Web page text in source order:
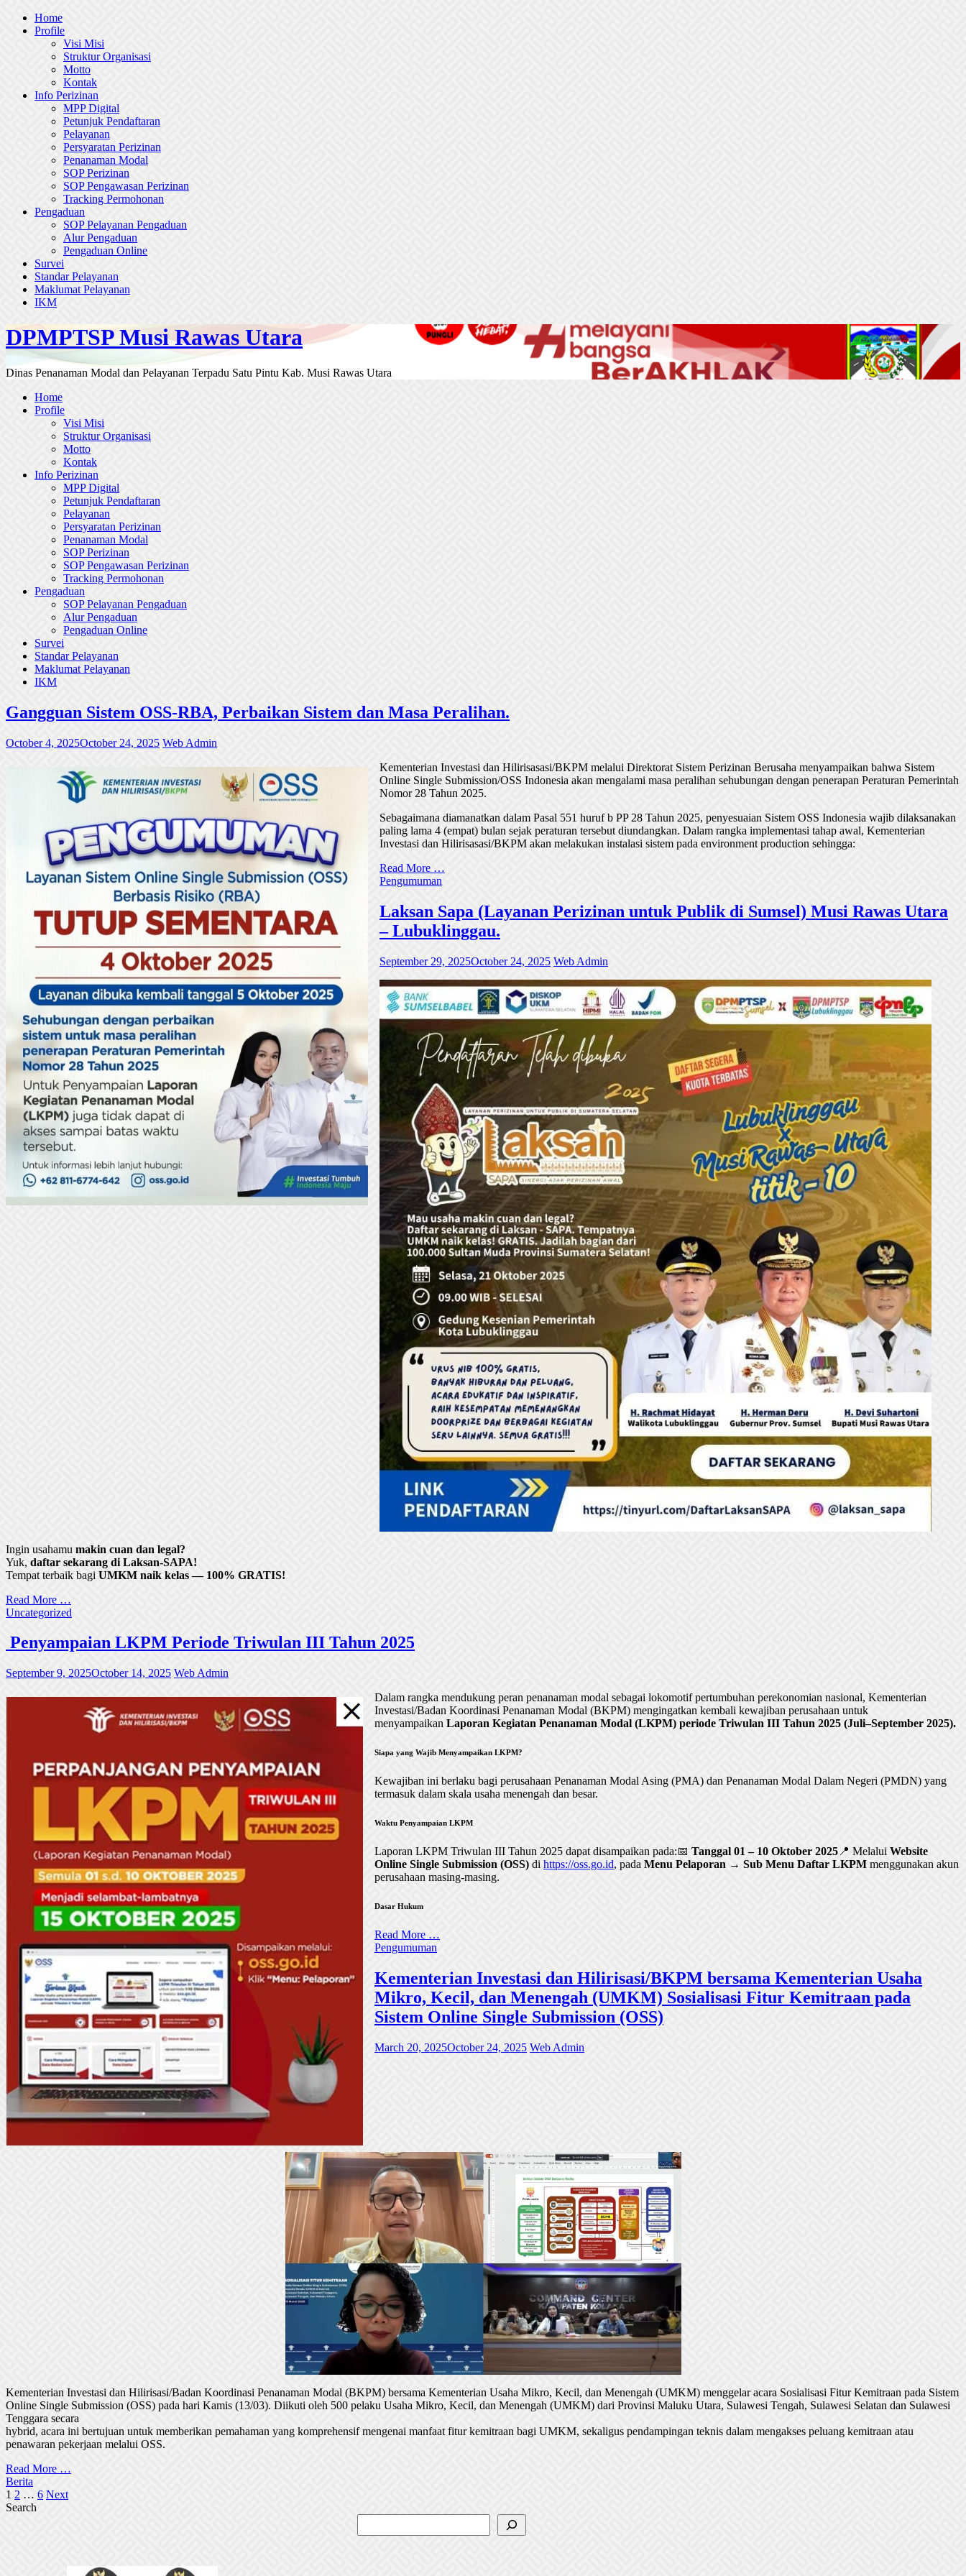
Skip
Home
Profile
Visi Misi
Struktur Organisasi
Motto
Kontak
Info Perizinan
MPP Digital
Petunjuk Pendaftaran
Pelayanan
Persyaratan Perizinan
Penanaman Modal
SOP Perizinan
SOP Pengawasan Perizinan
Tracking Permohonan
Pengaduan
SOP Pelayanan Pengaduan
Alur Pengaduan
Pengaduan Online
Survei
Standar Pelayanan
Maklumat Pelayanan
IKM
DPMPTSP Musi Rawas Utara
Dinas Penanaman Modal dan Pelayanan Terpadu Satu Pintu Kab. Musi Rawas Utara
Home
Profile
Visi Misi
Struktur Organisasi
Motto
Kontak
Info Perizinan
MPP Digital
Petunjuk Pendaftaran
Pelayanan
Persyaratan Perizinan
Penanaman Modal
SOP Perizinan
SOP Pengawasan Perizinan
Tracking Permohonan
Pengaduan
SOP Pelayanan Pengaduan
Alur Pengaduan
Pengaduan Online
Survei
Standar Pelayanan
Maklumat Pelayanan
IKM
Gangguan Sistem OSS-RBA, Perbaikan Sistem dan Masa Peralihan.
October 4, 2025October 24, 2025 Web Admin
Kementerian Investasi dan Hilirisasasi/BKPM melalui Direktorat Sistem Perizinan Berusaha menyampaikan bahwa Sistem
Online Single Submission/OSS Indonesia akan mengalami masa peralihan sehubungan dengan penerapan Peraturan Pemerintah
Nomor 28 Tahun 2025.
Sebagaimana diamanatkan dalam Pasal 551 huruf b PP 28 Tahun 2025, penyesuaian Sistem OSS Indonesia wajib dilaksanakan
paling lama 4 (empat) bulan sejak peraturan tersebut diundangkan. Dalam rangka implementasi tahap awal, Kementerian
Investasi dan Hilirisasasi/BKPM akan melakukan instalasi sistem pada environment production sehingga:
Read More …
Pengumuman
Laksan Sapa (Layanan Perizinan untuk Publik di Sumsel) Musi Rawas Utara
– Lubuklinggau.
September 29, 2025October 24, 2025 Web Admin
Ingin usahamu makin cuan dan legal?
Yuk, daftar sekarang di Laksan-SAPA!
Tempat terbaik bagi UMKM naik kelas — 100% GRATIS!
Read More …
Uncategorized
Penyampaian LKPM Periode Triwulan III Tahun 2025
September 9, 2025October 14, 2025 Web Admin
Dalam rangka mendukung peran penanaman modal sebagai lokomotif pertumbuhan perekonomian nasional, Kementerian
Investasi/Badan Koordinasi Penanaman Modal (BKPM) mengingatkan kembali kewajiban perusahaan untuk
menyampaikan Laporan Kegiatan Penanaman Modal (LKPM) periode Triwulan III Tahun 2025 (Juli–September 2025).
Siapa yang Wajib Menyampaikan LKPM?
Kewajiban ini berlaku bagi perusahaan Penanaman Modal Asing (PMA) dan Penanaman Modal Dalam Negeri (PMDN) yang
termasuk dalam skala usaha menengah dan besar.
Waktu Penyampaian LKPM
Laporan LKPM Triwulan III Tahun 2025 dapat disampaikan pada:📅 Tanggal 01 – 10 Oktober 2025 📍 Melalui Website
Online Single Submission (OSS) di https://oss.go.id, pada Menu Pelaporan → Sub Menu Daftar LKPM menggunakan akun
perusahaan masing-masing.
Dasar Hukum
Read More …
Pengumuman
Kementerian Investasi dan Hilirisasi/BKPM bersama Kementerian Usaha
Mikro, Kecil, dan Menengah (UMKM) Sosialisasi Fitur Kemitraan pada
Sistem Online Single Submission (OSS)
March 20, 2025October 24, 2025 Web Admin
Kementerian Investasi dan Hilirisasi/Badan Koordinasi Penanaman Modal (BKPM) bersama Kementerian Usaha Mikro, Kecil, dan Menengah (UMKM) menggelar acara Sosialisasi Fitur Kemitraan pada Sistem
Online Single Submission (OSS) pada hari Kamis (13/03). Diikuti oleh 500 pelaku Usaha Mikro, Kecil, dan Menengah (UMKM) dari Provinsi Maluku Utara, Sulawesi Tengah, Sulawesi Selatan dan Sulawesi
Tenggara secara
hybrid, acara ini bertujuan untuk memberikan pemahaman yang komprehensif mengenai manfaat fitur kemitraan bagi UMKM, sekaligus pendampingan teknis dalam mengakses peluang kemitraan atau
penawaran pekerjaan melalui OSS.
Read More …
Berita
Posts
pagination
1 2 … 6 Next
Search